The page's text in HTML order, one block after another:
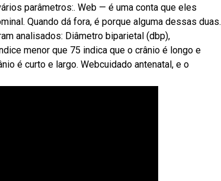
parâmetros:. Web — é uma conta que eles
Quando dá fora, é porque alguma dessas duas.
analisados: Diâmetro biparietal (dbp),
menor que 75 indica que o crânio é longo e
é curto e largo. Webcuidado antenatal, e o